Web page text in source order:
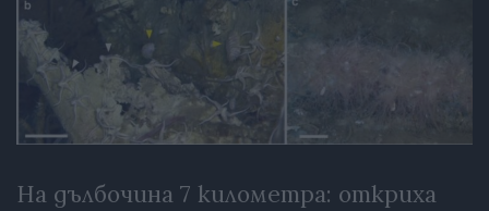
На дълбочина 7 километра: откриха